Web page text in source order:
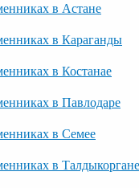
в Астане
в Караганды
в Костанае
в Павлодаре
в Семее
в Талдыкоргане